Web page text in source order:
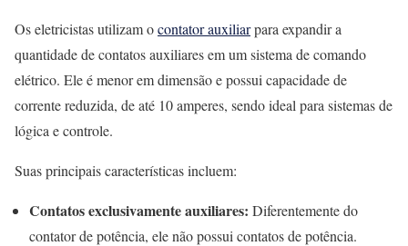
Os eletricistas utilizam ocontator auxiliarpara expandir a
quantidade de contatos auxiliares em um sistema de comando
elétrico. Ele é menor em dimensão e possui capacidade de
corrente reduzida, de até 10 amperes, sendo ideal para sistemas de
lógica e controle.
Suas principais características incluem:
Contatos exclusivamente auxiliares: Diferentemente do
contator de potência, ele não possui contatos de potência.